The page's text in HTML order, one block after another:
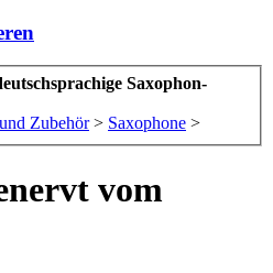
Saxophon-
Zubehör > Saxophone >
vom